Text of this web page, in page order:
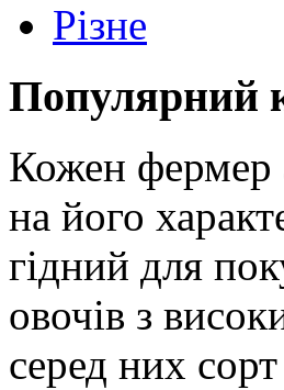
Різне
Популярний
Кожен фермер
на його
гідний для
овочів з
серед них